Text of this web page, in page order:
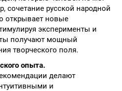
сочетание русской народной
открывает новые
эксперименты и
получают мощный
творческого поля.
опыта.
делают
и